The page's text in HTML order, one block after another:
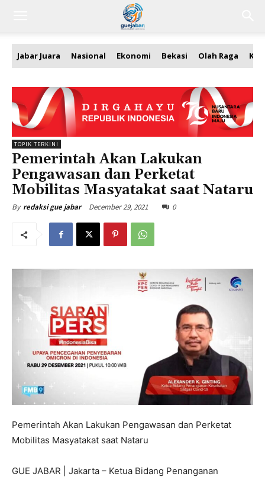
Jabar Juara Nasional Ekonomi Bekasi Olah Raga
TOPIK TERKINI
Pemerintah Akan Lakukan
Pengawasan dan Perketat
Mobilitas Masyatakat saat Nataru
By redaksi gue jabar December 29, 2021 0
Pemerintah Akan Lakukan Pengawasan dan Perketat
Mobilitas Masyatakat saat Nataru
GUE JABAR | Jakarta – Ketua Bidang Penanganan